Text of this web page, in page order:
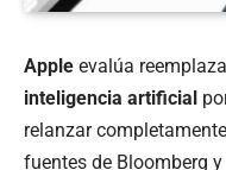
Apple evalúa
inteligencia artificial
relanzar
fuentes de Bloomberg